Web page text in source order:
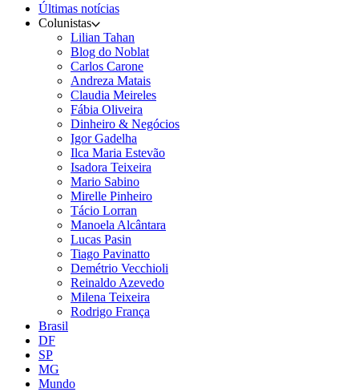
Últimas notícias
Colunistas
Lilian Tahan
Blog do Noblat
Carlos Carone
Andreza Matais
Claudia Meireles
Fábia Oliveira
Dinheiro & Negócios
Igor Gadelha
Ilca Maria Estevão
Isadora Teixeira
Mario Sabino
Mirelle Pinheiro
Tácio Lorran
Manoela Alcântara
Lucas Pasin
Tiago Pavinatto
Demétrio Vecchioli
Reinaldo Azevedo
Milena Teixeira
Rodrigo França
Brasil
DF
SP
MG
Mundo